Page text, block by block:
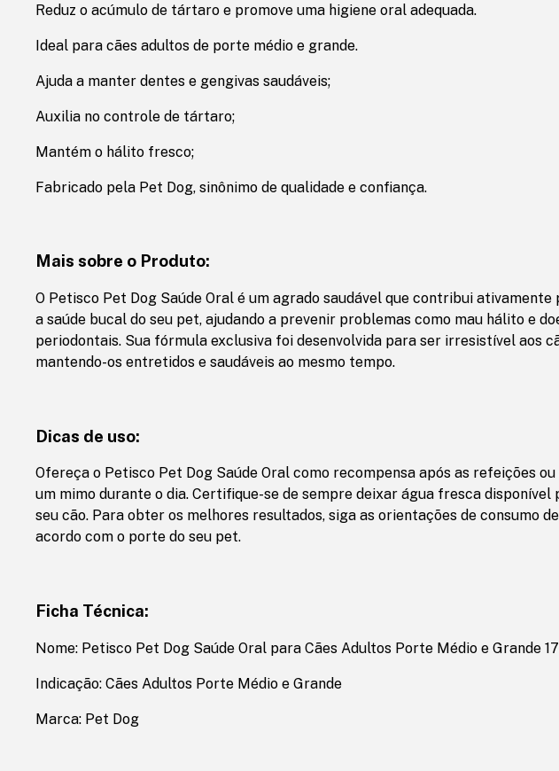
Reduz o acúmulo de tártaro e promove uma higiene oral adequada.
Ideal para cães adultos de porte médio e grande.
Ajuda a manter dentes e gengivas saudáveis;
Auxilia no controle de tártaro;
Mantém o hálito fresco;
Fabricado pela Pet Dog, sinônimo de qualidade e confiança.
Mais sobre o Produto:
O Petisco Pet Dog Saúde Oral é um agrado saudável que contribui ativamente
a saúde bucal do seu pet, ajudando a prevenir problemas como mau hálito e
periodontais. Sua fórmula exclusiva foi desenvolvida para ser irresistível aos
mantendo-os entretidos e saudáveis ao mesmo tempo.
Dicas de uso:
Ofereça o Petisco Pet Dog Saúde Oral como recompensa após as refeições ou
um mimo durante o dia. Certifique-se de sempre deixar água fresca disponível
seu cão. Para obter os melhores resultados, siga as orientações de consumo de
acordo com o porte do seu pet.
Ficha Técnica:
Nome: Petisco Pet Dog Saúde Oral para Cães Adultos Porte Médio e Grande
Indicação: Cães Adultos Porte Médio e Grande
Marca: Pet Dog